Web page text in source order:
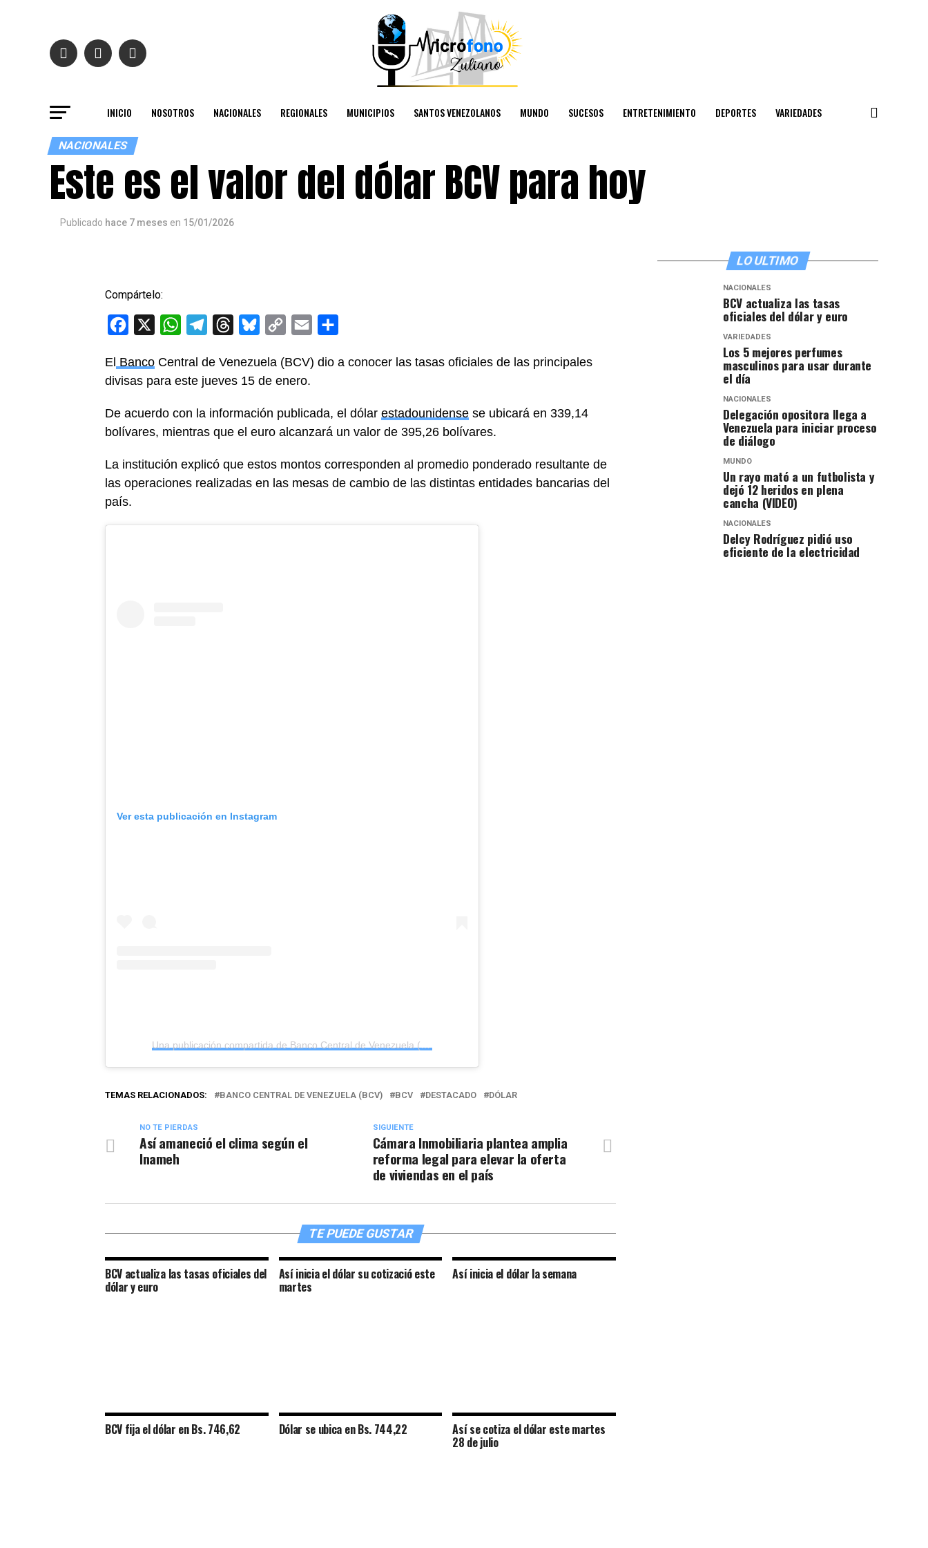
INICIO NOSOTROS NACIONALES REGIONALES MUNICIPIOS SANTOS VENEZOLANOS MUNDO SUCESOS ENTRETENIMIENTO DEPORTES VARIEDADES
NACIONALES
Este es el valor del dólar BCV para hoy
Publicado hace 7 meses en 15/01/2026
Compártelo:
Facebook WhatsAppTelegramThreadsBlueskyCopy
Email
El Banco Central de Venezuela (BCV) dio a conocer las tasas oficiales de las principales
divisas para este jueves 15 de enero.
De acuerdo con la información publicada, el dólar estadounidense se ubicará en 339,14
bolívares, mientras que el euro alcanzará un valor de 395,26 bolívares.
La institución explicó que estos montos corresponden al promedio ponderado resultante de
las operaciones realizadas en las mesas de cambio de las distintas entidades bancarias del
país.
Ver esta publicación en Instagram
TEMAS RELACIONADOS: BANCO CENTRAL DE VENEZUELA (BCV) BCV DESTACADO DÓLAR
SIGUIENTE
Cámara Inmobiliaria plantea amplia
reforma legal para elevar la oferta
de viviendas en el país
NO TE PIERDAS
Así amaneció el clima según el
Inameh
TE PUEDE GUSTAR
BCV actualiza las tasas oficiales del
dólar y euro
Así inicia el dólar su cotizació este
martes
Así inicia el dólar la semana
BCV fija el dólar en Bs. 746,62 Dólar se ubica en Bs. 744,22 Así se cotiza el dólar este martes
28 de julio
LO ULTIMO
NACIONALES
BCV actualiza las tasas
oficiales del dólar y euro
VARIEDADES
Los 5 mejores perfumes
masculinos para usar durante
el día
NACIONALES
Delegación opositora llega a
Venezuela para iniciar proceso
de diálogo
MUNDO
Un rayo mató a un futbolista y
dejó 12 heridos en plena
cancha (VIDEO)
NACIONALES
Delcy Rodríguez pidió uso
eficiente de la electricidad